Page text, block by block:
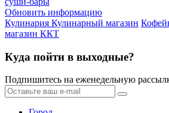
Обновить информацию
Кулинария Кулинарный магазин
магазин ККТ
Куда пойти в выходные?
Подпишитесь на еженедельную